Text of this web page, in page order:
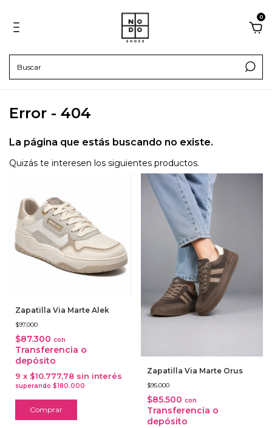
0
Error - 404
La página que estás buscando no existe.
Quizás te interesen los siguientes productos.
Zapatilla Via Marte Alek
$97.000
$87.300 con
Transferencia o
depósito
9 x $10.777,78 sin interés
Comprar
Zapatilla Via Marte Orus
$95.000
$85.500 con
Transferencia o
depósito